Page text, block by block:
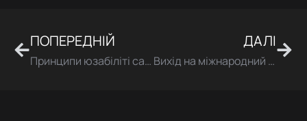
Попер
ПОПЕРЕДНІЙ
Принципи юзабіліті сайту
ДАЛІ
Вихід на міжнародний ринок